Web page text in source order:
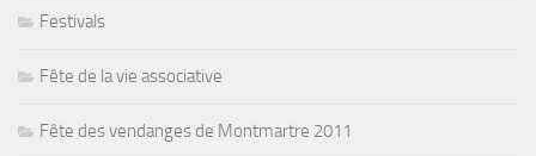
Festivals
Fête de la vie associative
Fête des vendanges de Montmartre 2011